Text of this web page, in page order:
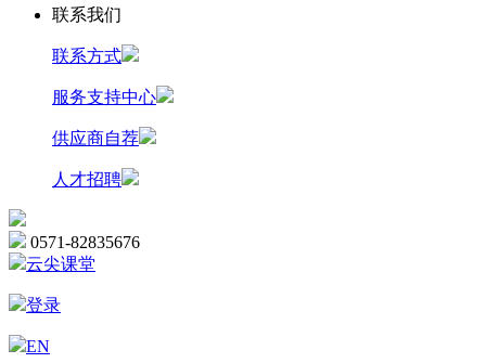
联系我们
联系方式
服务支持中心
供应商自荐
人才招聘
0571-82835676
云尖课堂
登录
EN